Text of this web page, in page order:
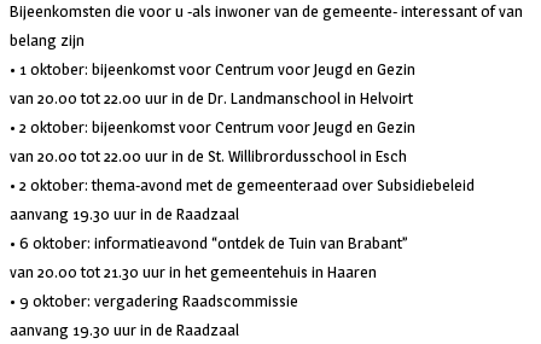
Bijeenkomsten die voor u -als inwoner van de gemeente- interessant of van
belang zijn
• 1 oktober: bijeenkomst voor Centrum voor Jeugd en Gezin
van 20.00 tot 22.00 uur in de Dr. Landmanschool in Helvoirt
• 2 oktober: bijeenkomst voor Centrum voor Jeugd en Gezin
van 20.00 tot 22.00 uur in de St. Willibrordusschool in Esch
• 2 oktober: thema-avond met de gemeenteraad over Subsidiebeleid
aanvang 19.30 uur in de Raadzaal
• 6 oktober: informatieavond “ontdek de Tuin van Brabant”
van 20.00 tot 21.30 uur in het gemeentehuis in Haaren
• 9 oktober: vergadering Raadscommissie
aanvang 19.30 uur in de Raadzaal